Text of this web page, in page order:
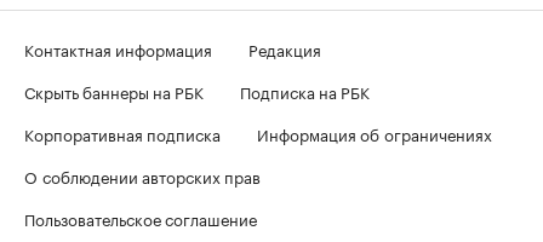
Контактная информация
Редакция
Скрыть баннеры на РБК
Подписка на РБК
Корпоративная подписка
Информация об ограничениях
О соблюдении авторских прав
Пользовательское соглашение